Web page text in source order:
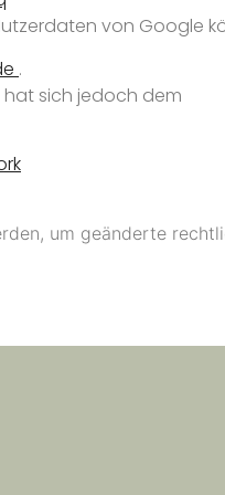
von Google
.
hat sich jedoch dem
um geänderte